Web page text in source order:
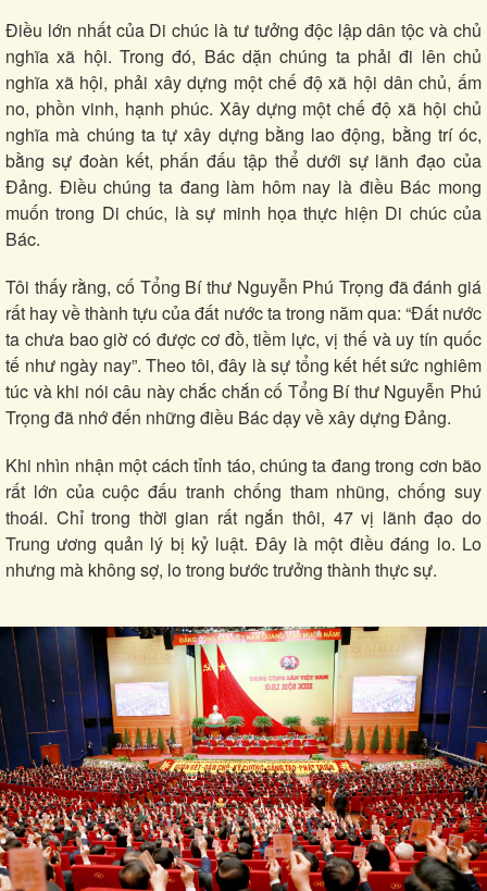
Văn hóa
Sân khấu - Điện ảnh
Văn học
Âm nhạc
Di sản
Giải trí
Nghệ sĩ
Thời trang
Sao Việt
Điều lớn nhất của Di chúc là tư tưởng độc lập dân tộc và chủ
nghĩa xã hội. Trong đó, Bác dặn chúng ta phải đi lên chủ
nghĩa xã hội, phải xây dựng một chế độ xã hội dân chủ, ấm
no, phồn vinh, hạnh phúc. Xây dựng một chế độ xã hội chủ
nghĩa mà chúng ta tự xây dựng bằng lao động, bằng trí óc,
bằng sự đoàn kết, phấn đấu tập thể dưới sự lãnh đạo của
Đảng. Điều chúng ta đang làm hôm nay là điều Bác mong
muốn trong Di chúc, là sự minh họa thực hiện Di chúc của
Bác.
Tôi thấy rằng, cố Tổng Bí thư Nguyễn Phú Trọng đã đánh giá
rất hay về thành tựu của đất nước ta trong năm qua: “Đất nước
ta chưa bao giờ có được cơ đồ, tiềm lực, vị thế và uy tín quốc
tế như ngày nay”. Theo tôi, đây là sự tổng kết hết sức nghiêm
túc và khi nói câu này chắc chắn cố Tổng Bí thư Nguyễn Phú
Trọng đã nhớ đến những điều Bác dạy về xây dựng Đảng.
Khi nhìn nhận một cách tỉnh táo, chúng ta đang trong cơn bão
rất lớn của cuộc đấu tranh chống tham nhũng, chống suy
thoái. Chỉ trong thời gian rất ngắn thôi, 47 vị lãnh đạo do
Trung ương quản lý bị kỷ luật. Đây là một điều đáng lo. Lo
nhưng mà không sợ, lo trong bước trưởng thành thực sự.